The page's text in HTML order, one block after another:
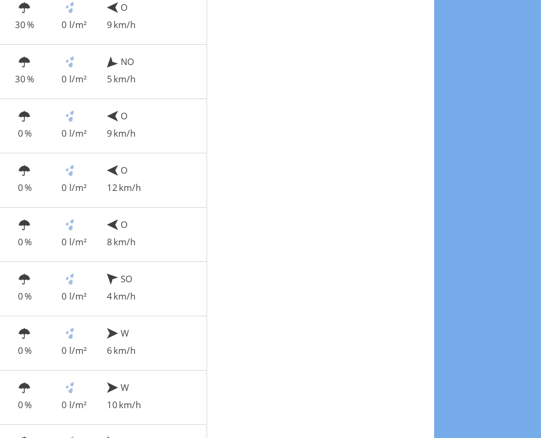
30 % 0 l/m²
O
9 km/h
30 % 0 l/m²
NO
5 km/h
0 % 0 l/m²
O
9 km/h
0 % 0 l/m²
O
12 km/h
0 % 0 l/m²
O
8 km/h
0 % 0 l/m²
SO
4 km/h
0 % 0 l/m²
W
6 km/h
0 % 0 l/m²
W
10 km/h